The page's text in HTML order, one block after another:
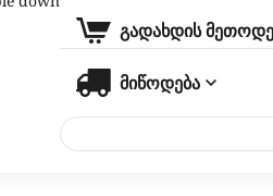
გადახდის
მიწოდება